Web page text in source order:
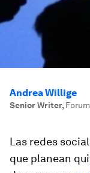
Andrea Willige
Senior Writer,
Las redes
que planean